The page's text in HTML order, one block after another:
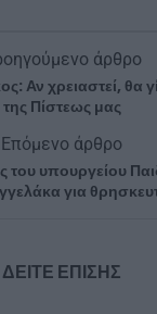
άρθρο
Αν χρειαστεί, θα
της Πίστεως μας
Επόμενο άρθρο
του υπουργείου
για
ΔΕΙΤΕ ΕΠΙΣΗΣ